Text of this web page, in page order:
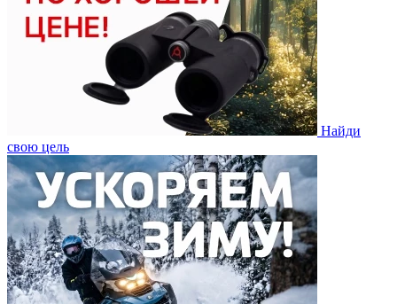
Найди
свою цель